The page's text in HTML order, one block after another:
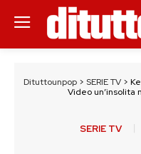
Dituttounpop > SERIE TV >
Video un’insolita
SERIE TV